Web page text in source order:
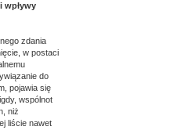
wpływy
zdania
w postaci
do
pojawia się
wspólnot
niż
liście nawet